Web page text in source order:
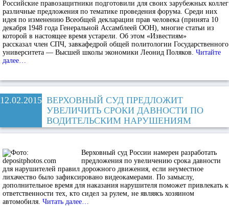
Российские правозащитники подготовили для своих зарубежных коллег
различные предложения по тематике проведения форума. Среди них
идея по изменению Всеобщей декларации прав человека (принята 10
декабря 1948 года Генеральной Ассамблеей ООН), многие статьи из
которой в настоящее время устарели. Об этом «Известиям»
рассказал член СПЧ, завкафедрой общей политологии Государственного
университета — Высшей школы экономики Леонид Поляков. Читайте
далее…
12.02.2015 ВЕРХОВНЫЙ СУД ПРЕДЛОЖИТ
УВЕЛИЧИТЬ СРОКИ ДАВНОСТИ ПО
ВОДИТЕЛЬСКИМ НАРУШЕНИЯМ
Верховный суд России намерен разработать
предложения по увеличению срока давности
для нарушителей правил дорожного движения, если неуместное
лихачество было зафиксировано видеокамерами. По замыслу,
дополнительное время для наказания нарушителя поможет привлекать к
ответственности тех, кто сидел за рулем, не являясь хозяином
автомобиля. Читать далее…